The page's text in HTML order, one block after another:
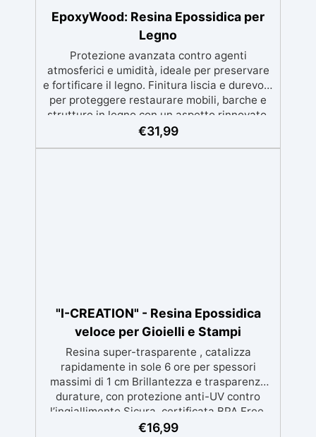
EpoxyWood: Resina Epossidica per
Legno
Protezione avanzata contro agenti
atmosferici e umidità, ideale per preservare
e fortificare il legno. Finitura liscia e durevole
per proteggere restaurare mobili, barche e
strutture in legno con un aspetto rinnovato.
Stabilizzazione del legno senza bolle d’aria,
€31,99
"I-CREATION" - Resina Epossidica
veloce per Gioielli e Stampi
Resina super-trasparente , catalizza
rapidamente in sole 6 ore per spessori
massimi di 1 cm Brillantezza e trasparenza
durature, con protezione anti-UV contro
l’ingiallimento Sicura, certificata BPA Free,
senza solventi e inodore, prodotta al 100% in
€16,99